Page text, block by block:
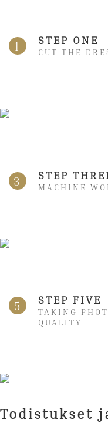
1 STEP ONE
CUT THE
3 STEP
MACHINE
5 STEP FIVE
TAKING
QUALITY
Todistukset